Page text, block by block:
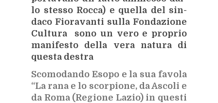
lo stes­so Roc­ca) e quel­la del sin­
da­co Fio­ra­van­ti sul­la Fon­da­zio­ne
Cul­tu­ra sono un vero e pro­prio
ma­ni­fe­sto del­la vera na­tu­ra di
que­sta de­stra
Sco­mo­dan­do Eso­po e la sua fa­vo­la
“La rana e lo scor­pio­ne, da Asco­li e
da Roma (Re­gio­ne La­zio) in que­sti